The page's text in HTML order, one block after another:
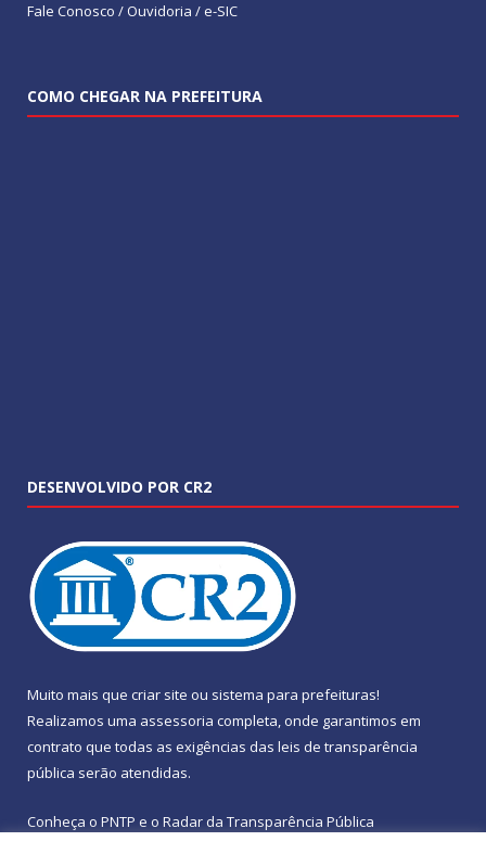
Fale Conosco / Ouvidoria / e-SIC
COMO CHEGAR NA PREFEITURA
DESENVOLVIDO POR CR2
Muito mais que criar site ou sistema para prefeituras!
Realizamos uma assessoria completa, onde garantimos em
contrato que todas as exigências das leis de transparência
pública serão atendidas.
Conheça o PNTP e o Radar da Transparência Pública